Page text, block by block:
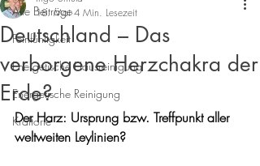
Alle Beiträge
Feinfühligkeit
Energetische Hausreinigung
Energetische Reinigung
Kraftorte
Deutschland – Das
verborgene Herzchakra der
Erde?
18. Mai 4 Min. Lesezeit
Der Harz: Ursprung bzw. Treffpunkt aller
weltweiten Leylinien?